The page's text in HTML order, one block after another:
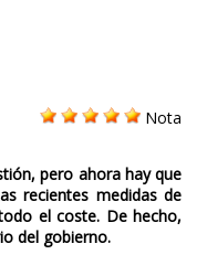
Nota
pero ahora hay que
recientes medidas de
el coste. De hecho,
del gobierno.